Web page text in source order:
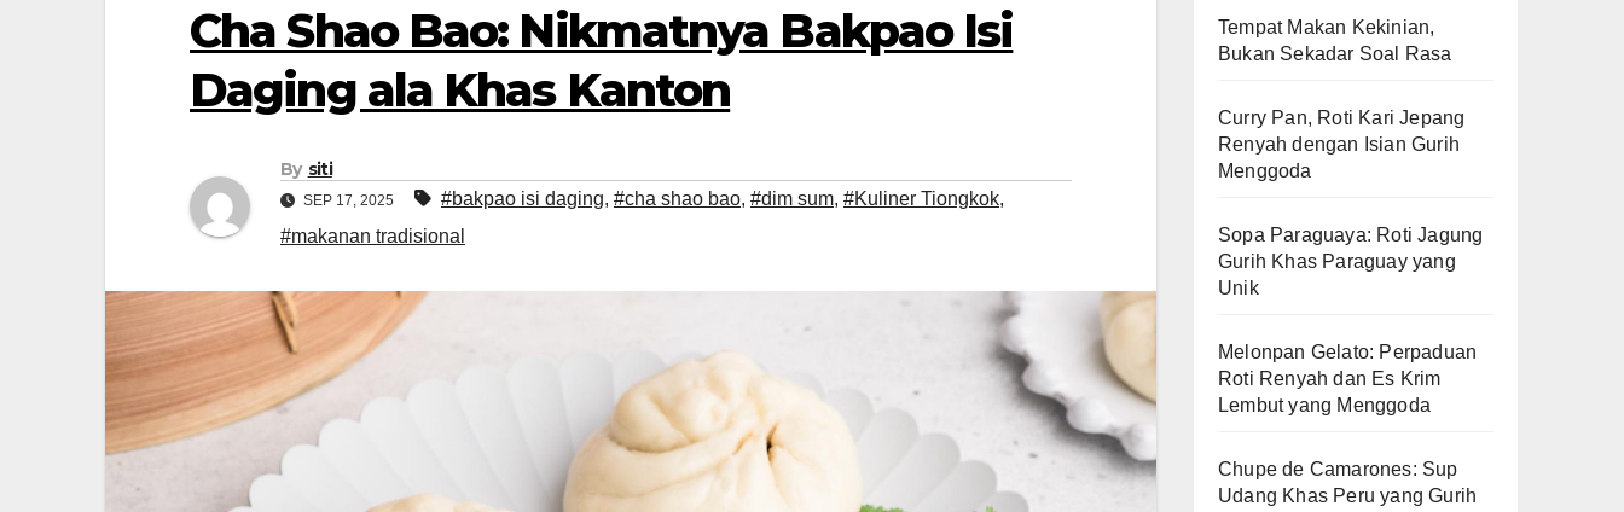
Cha Shao Bao: Nikmatnya Bakpao Isi
Daging ala Khas Kanton
By siti
SEP 17, 2025 #bakpao isi daging, #cha shao bao, #dim sum, #Kuliner Tiongkok,
#makanan tradisional
Tempat Makan Kekinian,
Bukan Sekadar Soal Rasa
Curry Pan, Roti Kari Jepang
Renyah dengan Isian Gurih
Menggoda
Sopa Paraguaya: Roti Jagung
Gurih Khas Paraguay yang
Unik
Melonpan Gelato: Perpaduan
Roti Renyah dan Es Krim
Lembut yang Menggoda
Chupe de Camarones: Sup
Udang Khas Peru yang Gurih